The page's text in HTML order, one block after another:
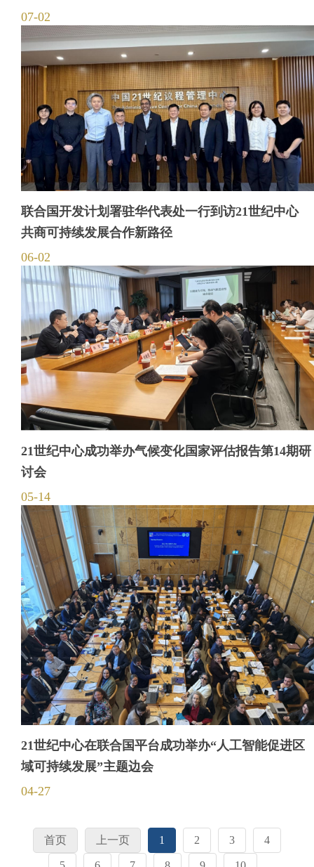
07-02
联合国开发计划署驻华代表处一行到访21世纪中心
共商可持续发展合作新路径
06-02
21世纪中心成功举办气候变化国家评估报告第14期研
讨会
05-14
21世纪中心在联合国平台成功举办“人工智能促进区
域可持续发展”主题边会
04-27
首页 上一页 1 2 3 4